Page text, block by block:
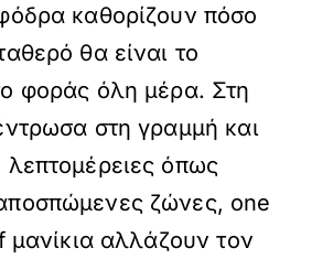
καθορίζουν πόσο
θα είναι το
φοράς όλη μέρα. Στη
στη γραμμή και
όπως
ζώνες, one
αλλάζουν τον